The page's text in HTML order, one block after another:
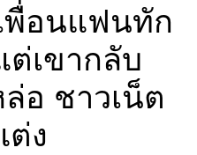
พื่อนแฟนทัก
เขากลับ
อ ชาวเน็ต
ต่ง